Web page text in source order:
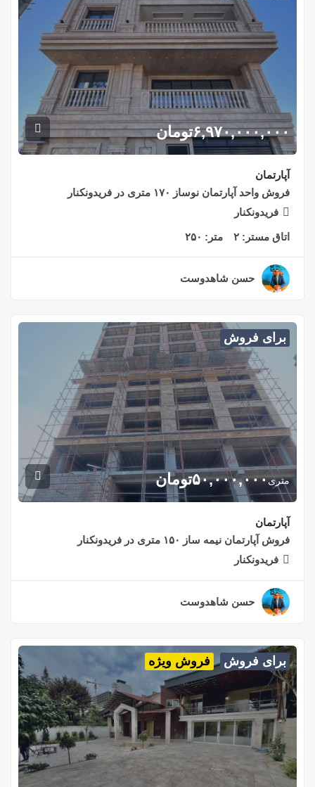
۶,۹۷۰,۰۰۰,۰۰۰تومان
آپارتمان
فروش واحد آپارتمان نوساز ۱۷۰ متری در فریدونکنار
فریدونکنار
اتاق مستر: ۲ متر: ۲۵۰
حسن شاهدوست
برای فروش
متری۵۰,۰۰۰,۰۰۰تومان
آپارتمان
فروش آپارتمان نیمه ساز ۱۵۰ متری در فریدونکنار
فریدونکنار
حسن شاهدوست
برای فروش فروش ویژه